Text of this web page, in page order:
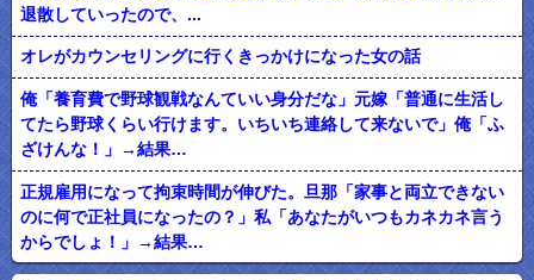
退散していったので、...
オレがカウンセリングに行くきっかけになった女の話
俺「養育費で野球観戦なんていい身分だな」元嫁「普通に生活し
てたら野球くらい行けます。いちいち連絡して来ないで」俺「ふ
ざけんな！」→結果…
正規雇用になって拘束時間が伸びた。旦那「家事と両立できない
のに何で正社員になったの？」私「あなたがいつもカネカネ言う
からでしょ！」→結果…